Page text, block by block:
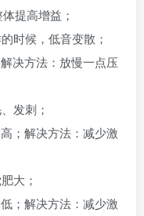
提高增益；
时候，低音变散；
决方法：放慢一点压
发刺；
；解决方法：减少激
大；
；解决方法：减少激